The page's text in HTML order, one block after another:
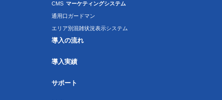
CMS マーケティングシステム
通用口ガードマン
エリア別混雑状況表示システム
導入の流れ
導入実績
サポート